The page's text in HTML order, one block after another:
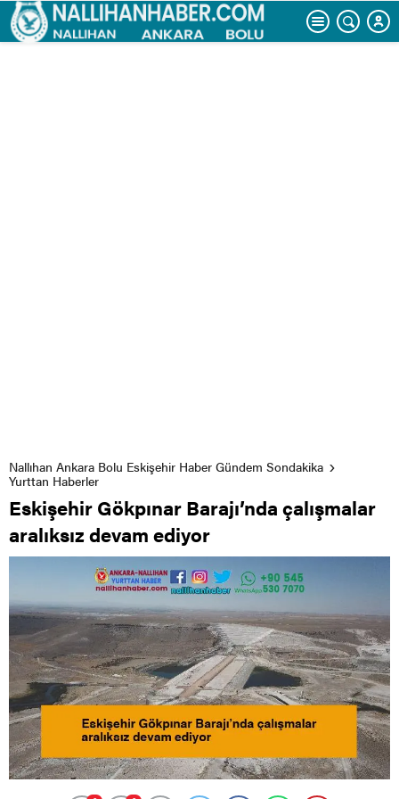
Nallıhan Ankara Bolu Eskişehir Haber Gündem Sondakika
Yurttan Haberler
Eskişehir Gökpınar Barajı’nda çalışmalar
aralıksız devam ediyor